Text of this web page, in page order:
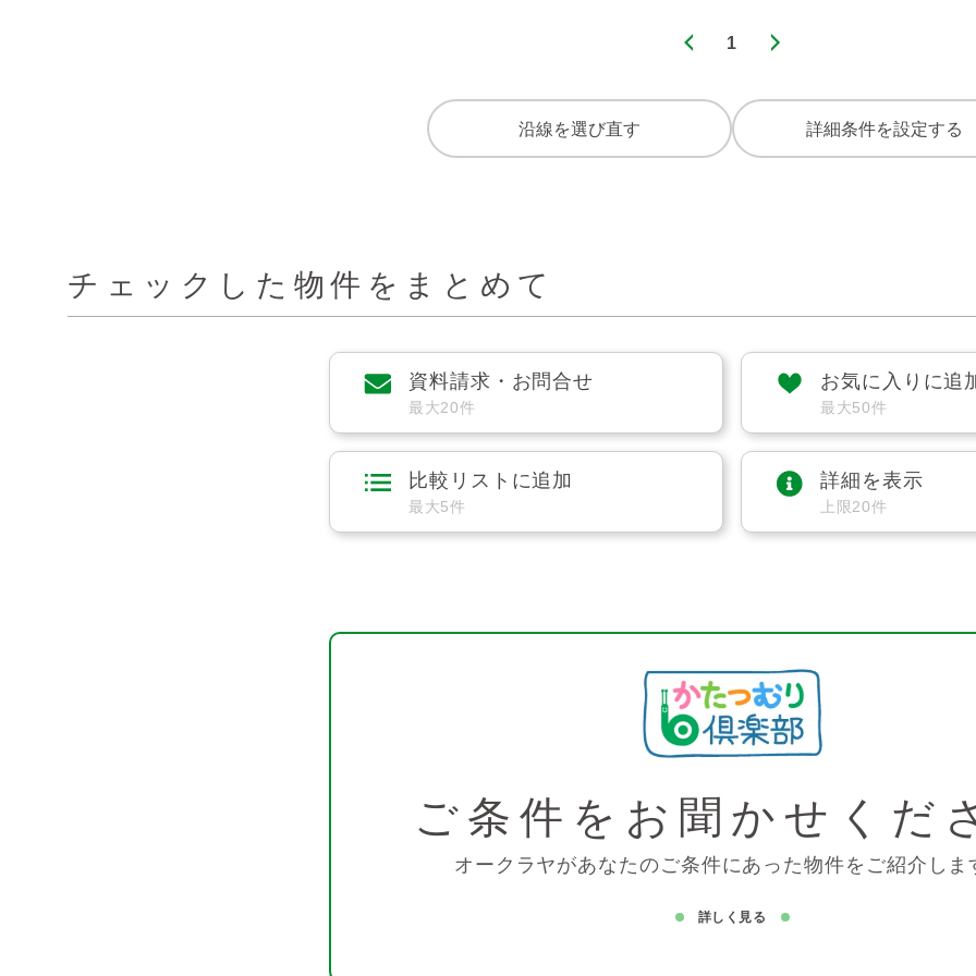
1
沿線を選び直す 詳細条件を設定する
チェックした物件をまとめて
資料請求・お問合せ
最大20件
お気に入りに追
最大50件
比較リストに追加
最大5件
詳細を表示
上限20件
ご条件を お聞かせくだ
オークラヤがあなたのご条件にあった物件をご紹介しま
詳しく見る